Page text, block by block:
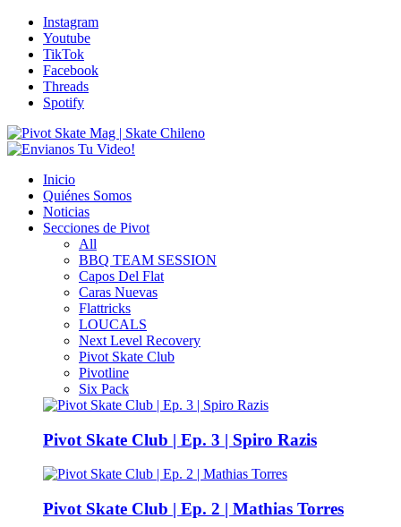
Instagram
Youtube
TikTok
Facebook
Threads
Spotify
Inicio
Quiénes Somos
Noticias
Secciones de Pivot
All
BBQ TEAM SESSION
Capos Del Flat
Caras Nuevas
Flattricks
LOUCALS
Next Level Recovery
Pivot Skate Club
Pivotline
Six Pack
Pivot Skate Club | Ep. 3 | Spiro Razis
Pivot Skate Club | Ep. 2 | Mathias Torres